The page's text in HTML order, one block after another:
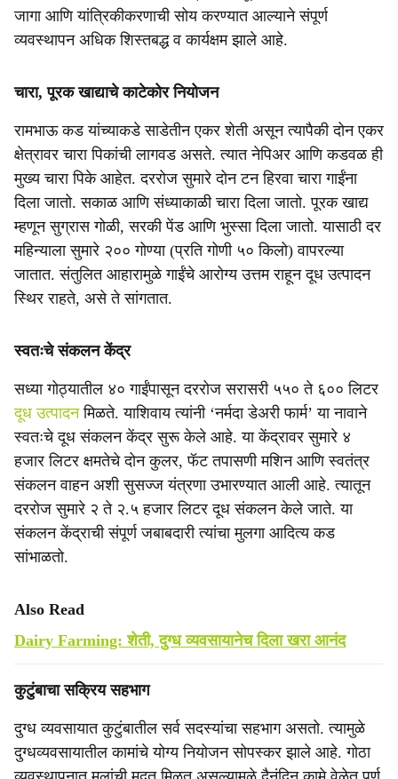
जागा आणि यांत्रिकीकरणाची सोय करण्यात आल्याने संपूर्ण
व्यवस्थापन अधिक शिस्तबद्ध व कार्यक्षम झाले आहे.
चारा, पूरक खाद्याचे काटेकोर नियोजन
रामभाऊ कड यांच्याकडे साडेतीन एकर शेती असून त्यापैकी दोन एकर
क्षेत्रावर चारा पिकांची लागवड असते. त्यात नेपिअर आणि कडवळ ही
मुख्य चारा पिके आहेत. दररोज सुमारे दोन टन हिरवा चारा गाईंना
दिला जातो. सकाळ आणि संध्याकाळी चारा दिला जातो. पूरक खाद्य
म्हणून सुग्रास गोळी, सरकी पेंड आणि भुस्सा दिला जातो. यासाठी दर
महिन्याला सुमारे २०० गोण्या (प्रति गोणी ५० किलो) वापरल्या
जातात. संतुलित आहारामुळे गाईंचे आरोग्य उत्तम राहून दूध उत्पादन
स्थिर राहते, असे ते सांगतात.
स्वतःचे संकलन केंद्र
सध्या गोठ्यातील ४० गाईंपासून दररोज सरासरी ५५० ते ६०० लिटर
दूध उत्पादनमिळते. याशिवाय त्यांनी ‘नर्मदा डेअरी फार्म’ या नावाने
स्वतःचे दूध संकलन केंद्र सुरू केले आहे. या केंद्रावर सुमारे ४
हजार लिटर क्षमतेचे दोन कुलर, फॅट तपासणी मशिन आणि स्वतंत्र
संकलन वाहन अशी सुसज्ज यंत्रणा उभारण्यात आली आहे. त्यातून
दररोज सुमारे २ ते २.५ हजार लिटर दूध संकलन केले जाते. या
संकलन केंद्राची संपूर्ण जबाबदारी त्यांचा मुलगा आदित्य कड
सांभाळतो.
Also Read
Dairy Farming: शेती, दुग्ध व्यवसायानेच दिला खरा आनंद
कुटुंबाचा सक्रिय सहभाग
दुग्ध व्यवसायात कुटुंबातील सर्व सदस्यांचा सहभाग असतो. त्यामुळे
दुग्धव्यवसायातील कामांचे योग्य नियोजन सोपस्कर झाले आहे. गोठा